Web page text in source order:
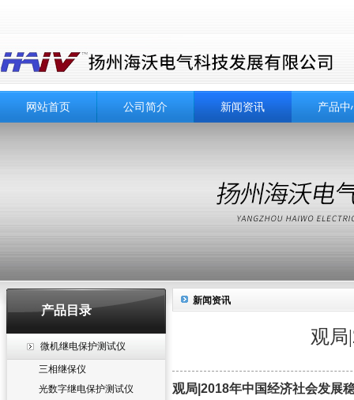
网站首页 公司简介 新闻资讯 产品中
产品目录
微机继电保护测试仪
三相继保仪
光数字继电保护测试仪
新闻资讯
观局
观局 |2018年中国经济社会发展